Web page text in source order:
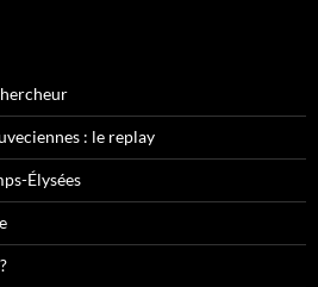
: le replay
Élysées